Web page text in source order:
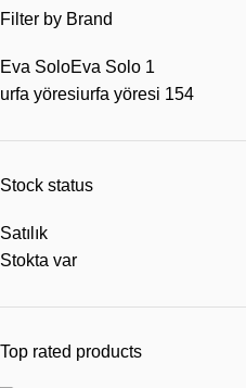
Filter by Brand
Eva SoloEva Solo 1
urfa yöresiurfa yöresi 154
Stock status
Satılık
Stokta var
Top rated products